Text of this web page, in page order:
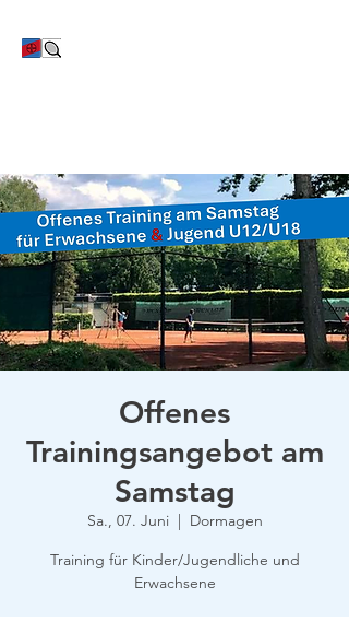
Offenes
Trainingsangebot am
Samstag
Sa., 07. Juni
  |
Dormagen
Training für Kinder/Jugendliche und
Erwachsene